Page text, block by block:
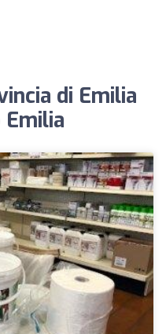
di Emilia
Emilia